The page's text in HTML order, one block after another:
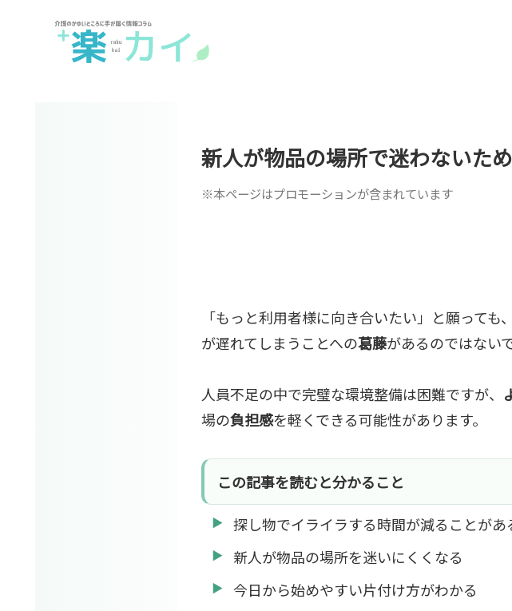
新人が物品の場所で迷わないた
※本ページはプロモーションが含まれています
「もっと利用者様に向き合いたい」と願っても
が遅れてしまうことへの葛藤があるのではない
人員不足の中で完璧な環境整備は困難ですが、
場の負担感を軽くできる可能性があります。
この記事を読むと分かること
探し物でイライラする時間が減ることがあ
新人が物品の場所を迷いにくくなる
今日から始めやすい片付け方がわかる